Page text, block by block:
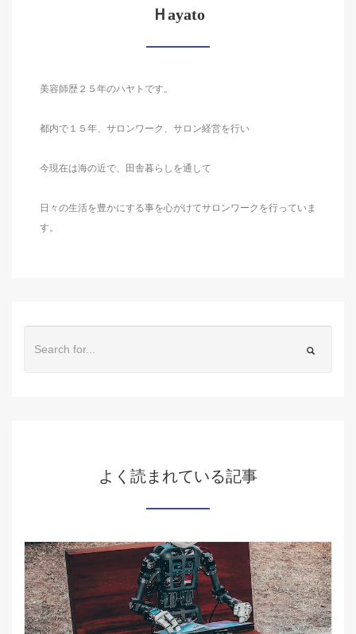
Ｈayato
美容師歴２５年のハヤトです。
都内で１５年、サロンワーク、サロン経営を行い
今現在は海の近で、田舎暮らしを通して
日々の生活を豊かにする事を心がけてサロンワークを行っていま
す。
よく読まれている記事